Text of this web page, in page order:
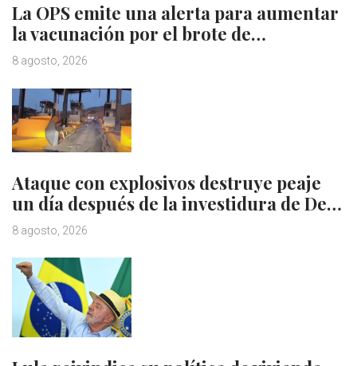
La OPS emite una alerta para aumentar
la vacunación por el brote de…
8 agosto, 2026
Ataque con explosivos destruye peaje
un día después de la investidura de De…
8 agosto, 2026